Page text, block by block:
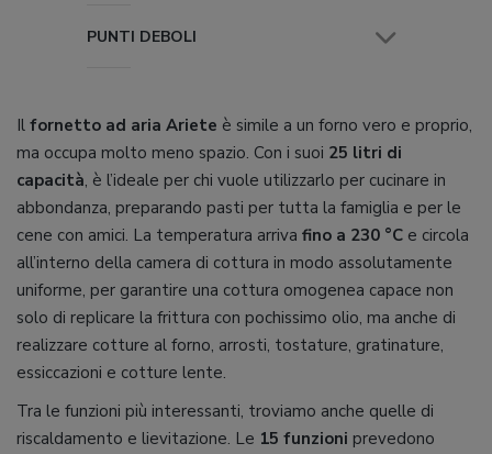
PUNTI DEBOLI
Il fornetto ad aria Ariete è simile a un forno vero e proprio,
ma occupa molto meno spazio. Con i suoi 25 litri di
capacità, è l’ideale per chi vuole utilizzarlo per cucinare in
abbondanza, preparando pasti per tutta la famiglia e per le
cene con amici. La temperatura arriva fino a 230 °C e circola
all’interno della camera di cottura in modo assolutamente
uniforme, per garantire una cottura omogenea capace non
solo di replicare la frittura con pochissimo olio, ma anche di
realizzare cotture al forno, arrosti, tostature, gratinature,
essiccazioni e cotture lente.
Tra le funzioni più interessanti, troviamo anche quelle di
riscaldamento e lievitazione. Le 15 funzioni prevedono